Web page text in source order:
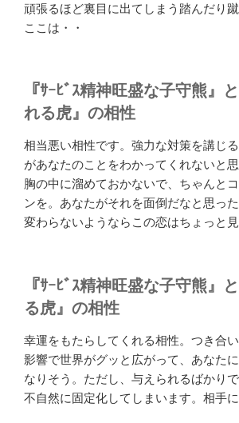
頑張るほど裏目に出てしまう踏んだり蹴
ここは・・
『ｻｰﾋﾞｽ精神旺盛な子守熊』
れる虎』の相性
相当悪い相性です。強力な対策を講じ
があなたのことをわかってくれないと思
胸の中に溜めておかないで、ちゃんと
ンを。あなたがそれを面倒だなと思っ
変わらないようならこの恋はちょっと見
『ｻｰﾋﾞｽ精神旺盛な子守熊』
る虎』の相性
幸運をもたらしてくれる相性。つき合
影響で世界がグッと広がって、あなた
なりそう。ただし、与えられるばかり
不自然に固定化してしまいます。相手に